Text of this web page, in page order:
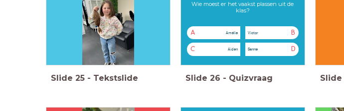
Slide 25 - Tekstslide
Wie moest er het vaakst plassen uit de
klas?
A Amélie B
Victor
C Aiden D
Sanne
Slide 26 - Quizvraag Slide